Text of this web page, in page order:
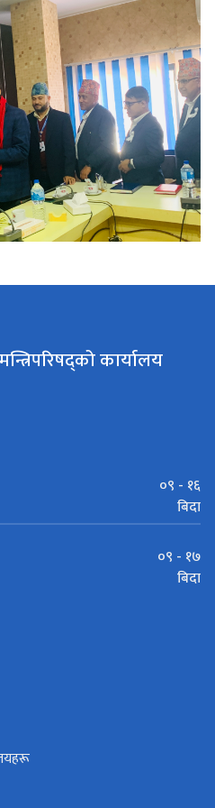
कार्यालय
०९ - १६
बिदा
०९ - १७
बिदा